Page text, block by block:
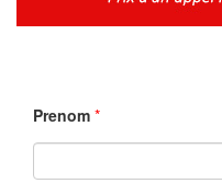
Prenom *